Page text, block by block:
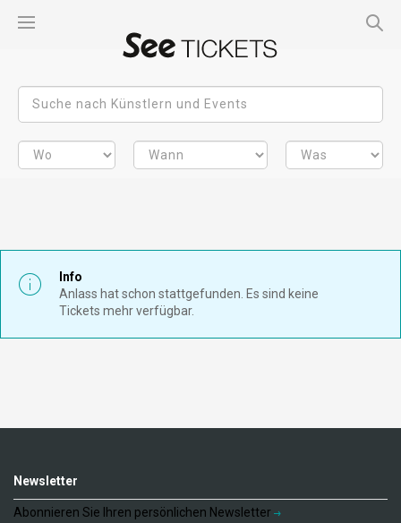
Info
Anlass hat schon stattgefunden. Es sind keine
Tickets mehr verfügbar.
Newsletter
Abonnieren Sie Ihren persönlichen Newsletter